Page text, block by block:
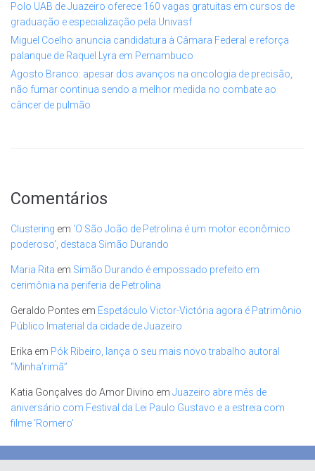
Polo UAB de Juazeiro oferece 160 vagas gratuitas em cursos de
graduação e especialização pela Univasf
Miguel Coelho anuncia candidatura à Câmara Federal e reforça
palanque de Raquel Lyra em Pernambuco
Agosto Branco: apesar dos avanços na oncologia de precisão,
não fumar continua sendo a melhor medida no combate ao
câncer de pulmão
Comentários
Clustering em ‘O São João de Petrolina é um motor econômico
poderoso’, destaca Simão Durando
Maria Rita em Simão Durando é empossado prefeito em
cerimônia na periferia de Petrolina
Geraldo Pontes em Espetáculo Victor-Victória agora é Patrimônio
Público Imaterial da cidade de Juazeiro
Erika em Pók Ribeiro, lança o seu mais novo trabalho autoral
“Minha’rimã”
Katia Gonçalves do Amor Divino em Juazeiro abre mês de
aniversário com Festival da Lei Paulo Gustavo e a estreia com
filme ‘Romero’